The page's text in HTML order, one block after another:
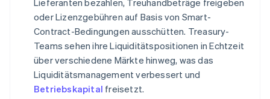
Lieferanten bezahlen, Treuhandbeträge freigeben
oder Lizenzgebühren auf Basis von Smart-
Contract-Bedingungen ausschütten. Treasury-
Teams sehen ihre Liquiditätspositionen in Echtzeit
über verschiedene Märkte hinweg, was das
Liquiditätsmanagement verbessert und
Betriebskapital freisetzt.